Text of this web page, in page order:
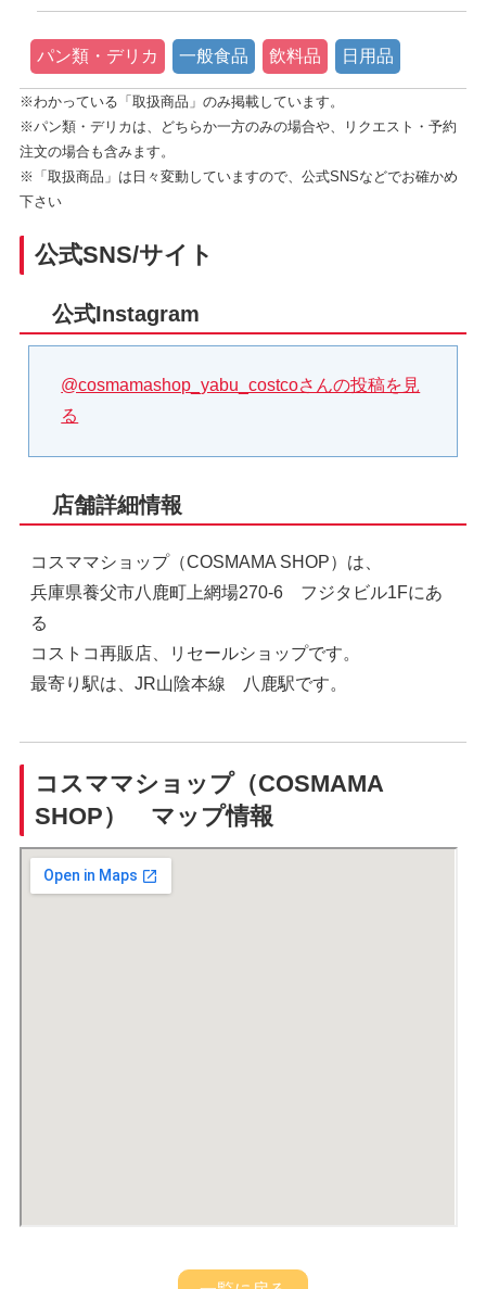
パン類・デリカ 一般食品 飲料品 日用品
※わかっている「取扱商品」のみ掲載しています。
※パン類・デリカは、どちらか一方のみの場合や、リクエスト・予約
注文の場合も含みます。
※「取扱商品」は日々変動していますので、公式SNSなどでお確かめ
下さい
公式SNS/サイト
公式Instagram
@cosmamashop_yabu_costcoさんの投稿を見
る
店舗詳細情報
コスママショップ（COSMAMA SHOP）は、
兵庫県養父市八鹿町上網場270-6 フジタビル1Fにあ
る
コストコ再販店、リセールショップです。
最寄り駅は、JR山陰本線 八鹿駅です。
コスママショップ（COSMAMA
SHOP） マップ情報